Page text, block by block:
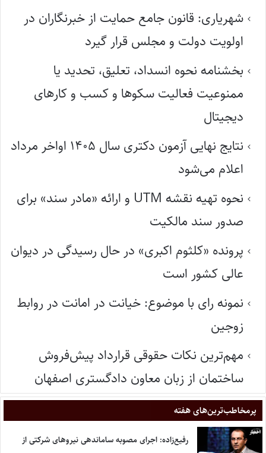
شهریاری: قانون جامع حمایت از خبرنگاران در
اولویت دولت و مجلس قرار گیرد
بخشنامه نحوه انسداد، تعلیق، تحدید یا
ممنوعیت فعالیت سکوها و کسب و کارهای
دیجیتال
نتایج نهایی آزمون دکتری سال ۱۴۰۵ اواخر مرداد
اعلام می‌شود
نحوه تهیه نقشه UTM و ارائه «مادر سند» برای
صدور سند مالکیت
پرونده «کلثوم اکبری» در حال رسیدگی در دیوان
عالی کشور است
نمونه رای با موضوع: خیانت در امانت در روابط
زوجین
مهم‌ترین نکات حقوقی قرارداد پیش‌فروش
ساختمان از زبان معاون دادگستری اصفهان
پر‌مخاطب‌ترین‌های هفته
رفیع‌زاده: اجرای مصوبه ساماندهی نیروهای شرکتی از